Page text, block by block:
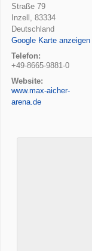
Straße 79
Inzell , 83334
Deutschland
Google Karte anzeigen
Telefon:
+49-8665-9881-0
Website:
www.max-aicher-
arena.de